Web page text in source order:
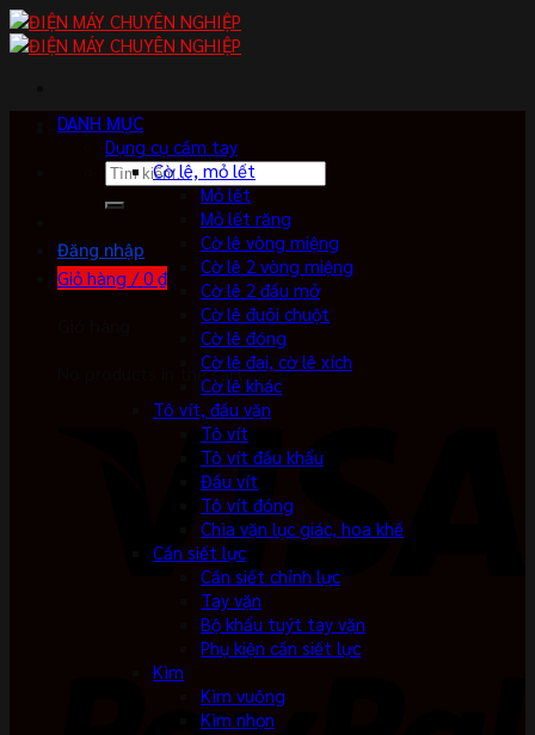
Skip
to
Tìm
kiếm:
Đăng nhập
Giỏ hàng /0 ₫
No products in the cart.
DANH MỤC
Dụng cụ cầm tay
Cờ lê, mỏ lết
Mỏ lết
Mỏ lết răng
Cờ lê vòng miệng
Cờ lê 2 vòng miệng
Cờ lê 2 đầu mở
Cờ lê đuôi chuột
Cờ lê đóng
Cờ lê đai, cờ lê xích
Cờ lê khác
Tô vít, đầu vặn
Tô vít
Tô vít đầu khẩu
Đầu vít
Tô vít đóng
Chìa vặn lục giác, hoa khế
Cần siết lực
Cần siết chỉnh lực
Tay vặn
Bộ khẩu tuýt tay vặn
Phụ kiện cần siết lực
Kìm
Kìm vuông
Kìm nhọn